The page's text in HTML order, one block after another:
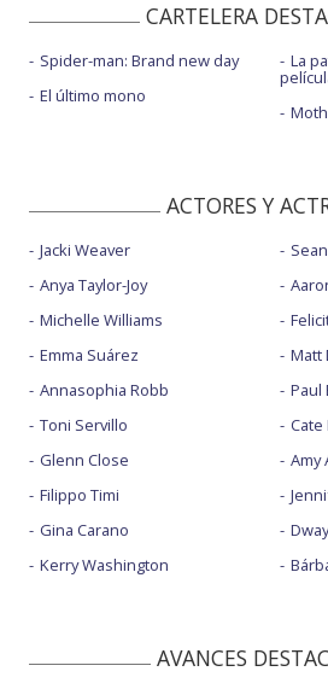
CARTELERA
Spider-man: Brand new day
El último mono
La
ACTORES Y
Jacki Weaver
Anya Taylor-Joy
Michelle Williams
Emma Suárez
Annasophia Robb
Toni Servillo
Glenn Close
Filippo Timi
Gina Carano
Kerry Washington
Matt
Paul
Cate
Amy
AVANCES